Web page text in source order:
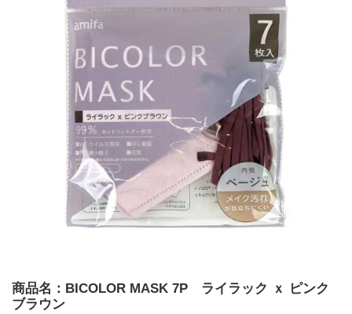
商品名：BICOLOR MASK 7P ライラック ｘ ピンク
ブラウン